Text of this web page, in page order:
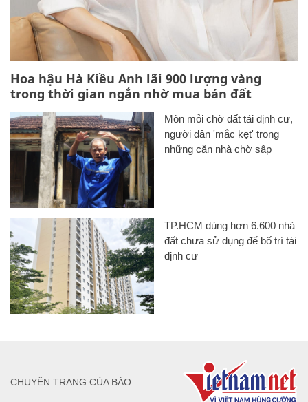
Hoa hậu Hà Kiều Anh lãi 900 lượng vàng
trong thời gian ngắn nhờ mua bán đất
Mòn mỏi chờ đất tái định cư,
người dân 'mắc kẹt' trong
những căn nhà chờ sập
TP.HCM dùng hơn 6.600 nhà
đất chưa sử dụng để bố trí tái
định cư
CHUYÊN TRANG CỦA BÁO